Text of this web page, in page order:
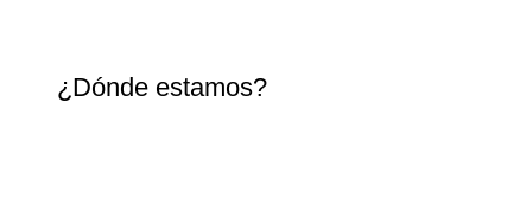
¿Dónde estamos?